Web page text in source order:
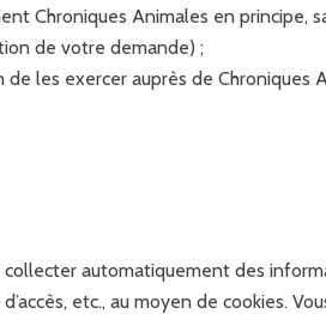
Chroniques Animales en principe,
de votre demande) ;
les exercer auprès de Chroniques
automatiquement des
etc., au moyen de cookies.